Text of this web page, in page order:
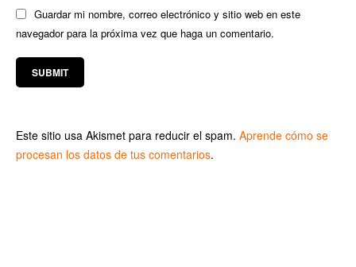
Guardar mi nombre, correo electrónico y sitio web en este
navegador para la próxima vez que haga un comentario.
Este sitio usa Akismet para reducir el spam. Aprende cómo se
procesan los datos de tus comentarios.